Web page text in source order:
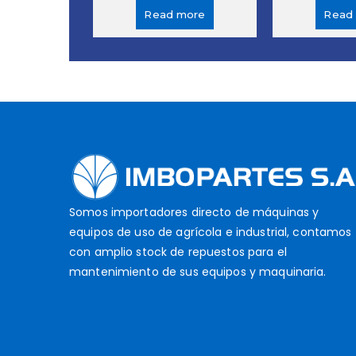
Read more Read
Somos importadores directo de máquinas y
equipos de uso de agrícola e industrial, contamos
con amplio stock de repuestos para el
mantenimiento de sus equipos y maquinaria.